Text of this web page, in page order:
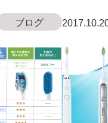
ブログ